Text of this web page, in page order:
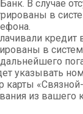
В случае
в
кредит
в
дальнейшего
указывать
карты
из вашего